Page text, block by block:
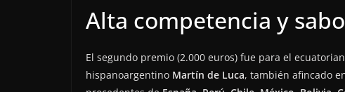
Alta competencia y
El segundo premio (2.000 euros) fue para el
hispanoargentino Martín de Luca, también afincado